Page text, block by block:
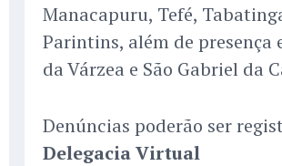
Manacapuru, Tefé,
Parintins, além de presença
da Várzea e São Gabriel da
Denúncias poderão ser
Delegacia Virtual